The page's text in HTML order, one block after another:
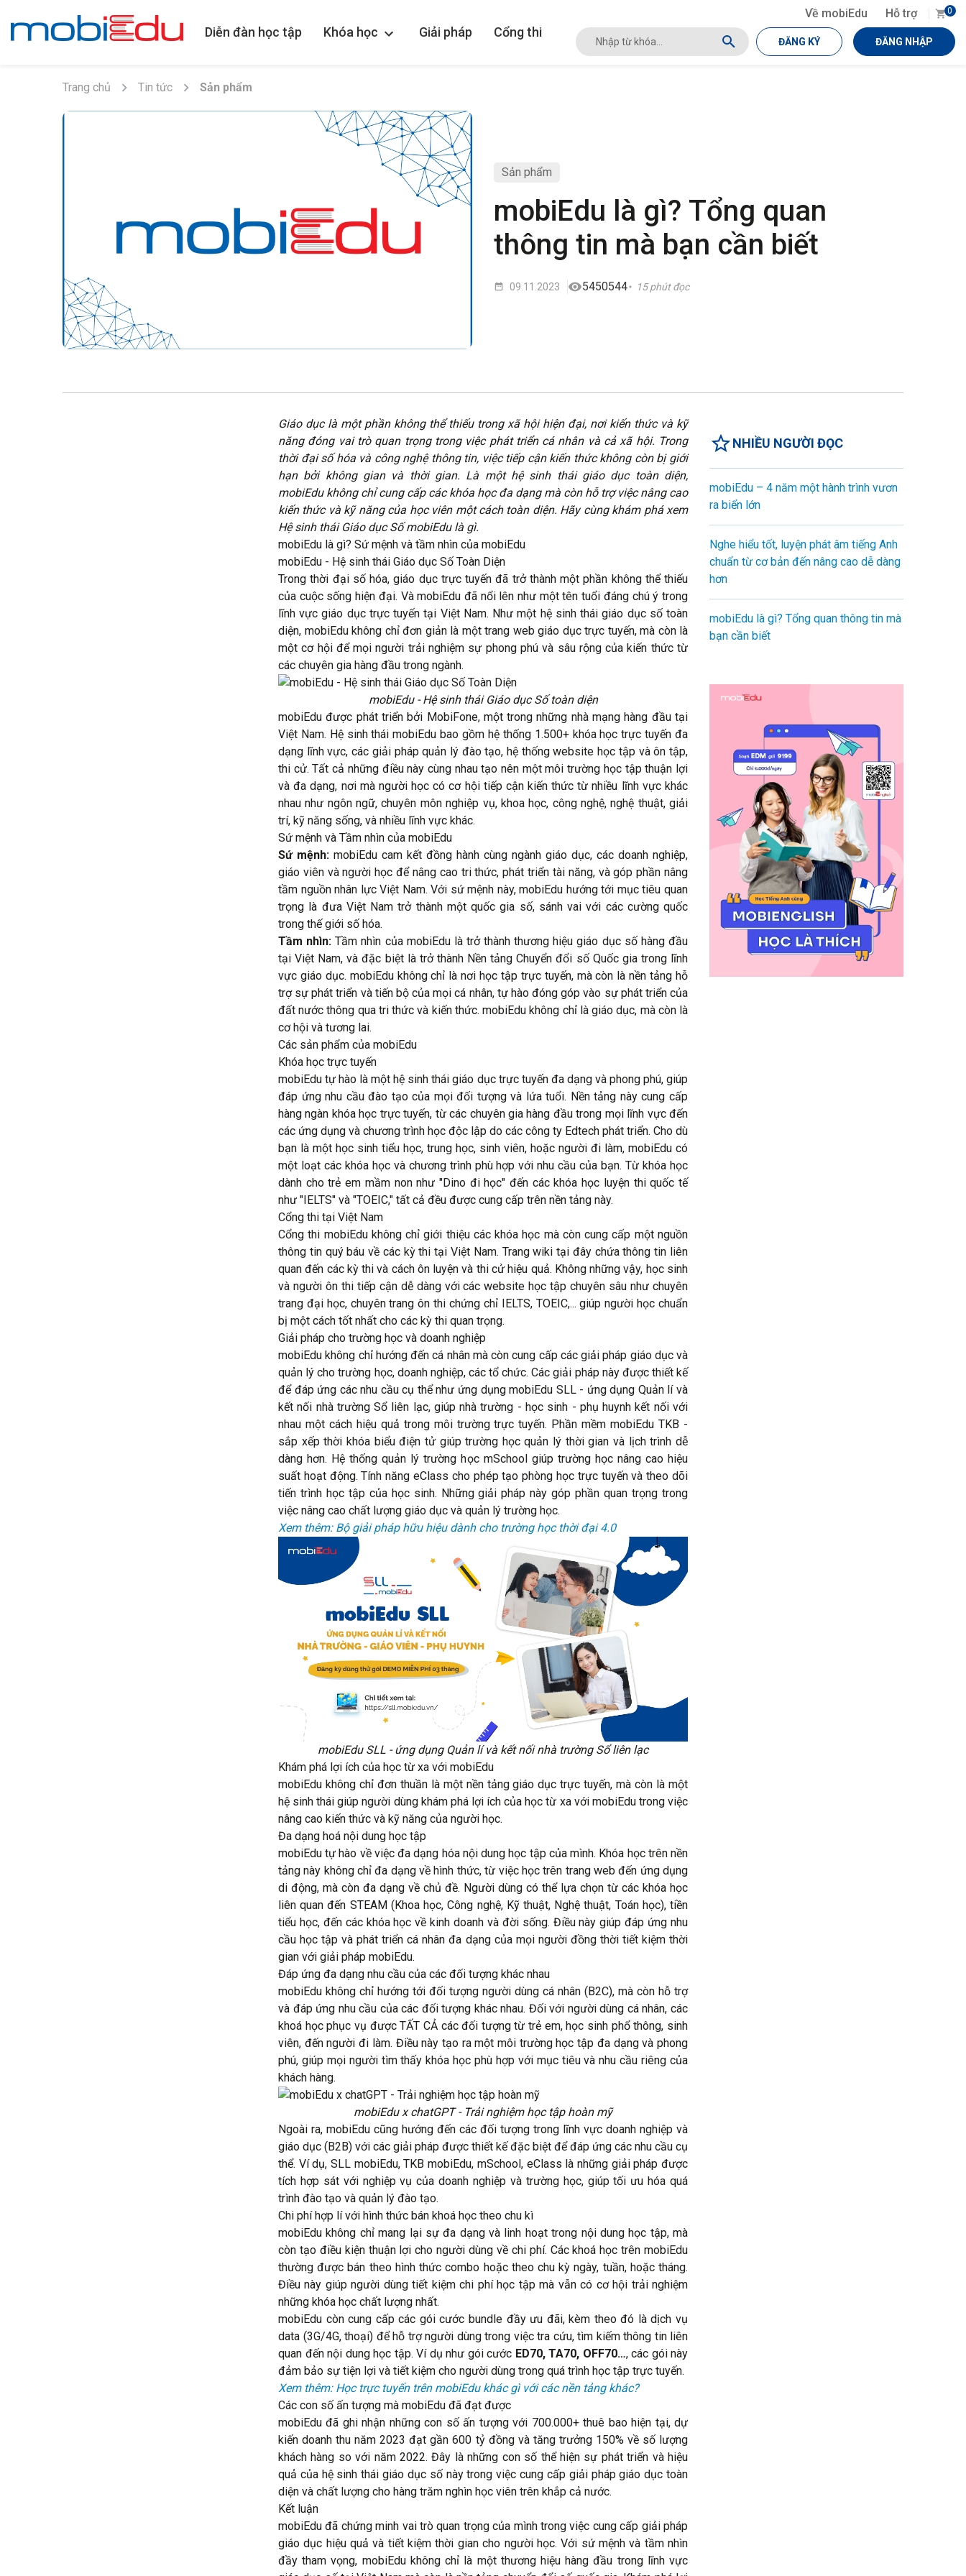
Diễn đàn học tập Khóa học Giải pháp Cổng thi
Về mobiEdu Hỗ trợ 0
ĐĂNG KÝ ĐĂNG NHẬP
Trang chủ Tin tức Sản phẩm
Sản phẩm
mobiEdu là gì? Tổng quan
thông tin mà bạn cần biết
09.11.2023 5450544 15 phút đọc
Giáo dục là một phần không thể thiếu trong xã hội hiện đại, nơi kiến thức và kỹ
năng đóng vai trò quan trọng trong việc phát triển cá nhân và cả xã hội. Trong
thời đại số hóa và công nghệ thông tin, việc tiếp cận kiến thức không còn bị giới
hạn bởi không gian và thời gian. Là một hệ sinh thái giáo dục toàn diện,
mobiEdu không chỉ cung cấp các khóa học đa dạng mà còn hỗ trợ việc nâng cao
kiến thức và kỹ năng của học viên một cách toàn diện. Hãy cùng khám phá xem
Hệ sinh thái Giáo dục Số mobiEdu là gì.
mobiEdu là gì? Sứ mệnh và tầm nhìn của mobiEdu
mobiEdu - Hệ sinh thái Giáo dục Số Toàn Diện
Trong thời đại số hóa, giáo dục trực tuyến đã trở thành một phần không thể thiếu
của cuộc sống hiện đại. Và mobiEdu đã nổi lên như một tên tuổi đáng chú ý trong
lĩnh vực giáo dục trực tuyến tại Việt Nam. Như một hệ sinh thái giáo dục số toàn
diện, mobiEdu không chỉ đơn giản là một trang web giáo dục trực tuyến, mà còn là
một cơ hội để mọi người trải nghiệm sự phong phú và sâu rộng của kiến thức từ
các chuyên gia hàng đầu trong ngành.
mobiEdu - Hệ sinh thái Giáo dục Số toàn diện
mobiEdu được phát triển bởi MobiFone, một trong những nhà mạng hàng đầu tại
Việt Nam. Hệ sinh thái mobiEdu bao gồm hệ thống 1.500+ khóa học trực tuyến đa
dạng lĩnh vực, các giải pháp quản lý đào tạo, hệ thống website học tập và ôn tập,
thi cử. Tất cả những điều này cùng nhau tạo nên một môi trường học tập thuận lợi
và đa dạng, nơi mà người học có cơ hội tiếp cận kiến thức từ nhiều lĩnh vực khác
nhau như ngôn ngữ, chuyên môn nghiệp vụ, khoa học, công nghệ, nghệ thuật, giải
trí, kỹ năng sống, và nhiều lĩnh vực khác.
Sứ mệnh và Tầm nhìn của mobiEdu
Sứ mệnh: mobiEdu cam kết đồng hành cùng ngành giáo dục, các doanh nghiệp,
giáo viên và người học để nâng cao tri thức, phát triển tài năng, và góp phần nâng
tầm nguồn nhân lực Việt Nam. Với sứ mệnh này, mobiEdu hướng tới mục tiêu quan
trọng là đưa Việt Nam trở thành một quốc gia số, sánh vai với các cường quốc
trong thế giới số hóa.
Tầm nhìn:Tầm nhìn của mobiEdu là trở thành thương hiệu giáo dục số hàng đầu
tại Việt Nam, và đặc biệt là trở thành Nền tảng Chuyển đổi số Quốc gia trong lĩnh
vực giáo dục. mobiEdu không chỉ là nơi học tập trực tuyến, mà còn là nền tảng hỗ
trợ sự phát triển và tiến bộ của mọi cá nhân, tự hào đóng góp vào sự phát triển của
đất nước thông qua tri thức và kiến thức. mobiEdu không chỉ là giáo dục, mà còn là
cơ hội và tương lai.
Các sản phẩm của mobiEdu
Khóa học trực tuyến
mobiEdu tự hào là một hệ sinh thái giáo dục trực tuyến đa dạng và phong phú, giúp
đáp ứng nhu cầu đào tạo của mọi đối tượng và lứa tuổi. Nền tảng này cung cấp
hàng ngàn khóa học trực tuyến, từ các chuyên gia hàng đầu trong mọi lĩnh vực đến
các ứng dụng và chương trình học độc lập do các công ty Edtech phát triển. Cho dù
bạn là một học sinh tiểu học, trung học, sinh viên, hoặc người đi làm, mobiEdu có
một loạt các khóa học và chương trình phù hợp với nhu cầu của bạn. Từ khóa học
dành cho trẻ em mầm non như "Dino đi học" đến các khóa học luyện thi quốc tế
như "IELTS" và "TOEIC," tất cả đều được cung cấp trên nền tảng này.
Cổng thi tại Việt Nam
Cổng thi mobiEdu không chỉ giới thiệu các khóa học mà còn cung cấp một nguồn
thông tin quý báu về các kỳ thi tại Việt Nam. Trang wiki tại đây chứa thông tin liên
quan đến các kỳ thi và cách ôn luyện và thi cử hiệu quả. Không những vậy, học sinh
và người ôn thi tiếp cận dễ dàng với các website học tập chuyên sâu như chuyên
trang đại học, chuyên trang ôn thi chứng chỉ IELTS, TOEIC,... giúp người học chuẩn
bị một cách tốt nhất cho các kỳ thi quan trọng.
Giải pháp cho trường học và doanh nghiệp
mobiEdu không chỉ hướng đến cá nhân mà còn cung cấp các giải pháp giáo dục và
quản lý cho trường học, doanh nghiệp, các tổ chức. Các giải pháp này được thiết kế
để đáp ứng các nhu cầu cụ thể như ứng dụng mobiEdu SLL - ứng dụng Quản lí và
kết nối nhà trường Sổ liên lạc, giúp nhà trường - học sinh - phụ huynh kết nối với
nhau một cách hiệu quả trong môi trường trực tuyến. Phần mềm mobiEdu TKB -
sắp xếp thời khóa biểu điện tử giúp trường học quản lý thời gian và lịch trình dễ
dàng hơn. Hệ thống quản lý trường học mSchool giúp trường học nâng cao hiệu
suất hoạt động. Tính năng eClass cho phép tạo phòng học trực tuyến và theo dõi
tiến trình học tập của học sinh. Những giải pháp này góp phần quan trọng trong
việc nâng cao chất lượng giáo dục và quản lý trường học.
Xem thêm: Bộ giải pháp hữu hiệu dành cho trường học thời đại 4.0
mobiEdu SLL - ứng dụng Quản lí và kết nối nhà trường Sổ liên lạc
Khám phá lợi ích của học từ xa với mobiEdu
mobiEdu không chỉ đơn thuần là một nền tảng giáo dục trực tuyến, mà còn là một
hệ sinh thái giúp người dùng khám phá lợi ích của học từ xa với mobiEdu trong việc
nâng cao kiến thức và kỹ năng của người học.
Đa dạng hoá nội dung học tập
mobiEdu tự hào về việc đa dạng hóa nội dung học tập của mình. Khóa học trên nền
tảng này không chỉ đa dạng về hình thức, từ việc học trên trang web đến ứng dụng
di động, mà còn đa dạng về chủ đề. Người dùng có thể lựa chọn từ các khóa học
liên quan đến STEAM (Khoa học, Công nghệ, Kỹ thuật, Nghệ thuật, Toán học), tiền
tiểu học, đến các khóa học về kinh doanh và đời sống. Điều này giúp đáp ứng nhu
cầu học tập và phát triển cá nhân đa dạng của mọi người đồng thời tiết kiệm thời
gian với giải pháp mobiEdu.
Đáp ứng đa dạng nhu cầu của các đối tượng khác nhau
mobiEdu không chỉ hướng tới đối tượng người dùng cá nhân (B2C), mà còn hỗ trợ
và đáp ứng nhu cầu của các đối tượng khác nhau. Đối với người dùng cá nhân, các
khoá học phục vụ được TẤT CẢ các đối tượng từ trẻ em, học sinh phổ thông, sinh
viên, đến người đi làm. Điều này tạo ra một môi trường học tập đa dạng và phong
phú, giúp mọi người tìm thấy khóa học phù hợp với mục tiêu và nhu cầu riêng của
khách hàng.
mobiEdu x chatGPT - Trải nghiệm học tập hoàn mỹ
Ngoài ra, mobiEdu cũng hướng đến các đối tượng trong lĩnh vực doanh nghiệp và
giáo dục (B2B) với các giải pháp được thiết kế đặc biệt để đáp ứng các nhu cầu cụ
thể. Ví dụ, SLL mobiEdu, TKB mobiEdu, mSchool, eClass là những giải pháp được
tích hợp sát với nghiệp vụ của doanh nghiệp và trường học, giúp tối ưu hóa quá
trình đào tạo và quản lý đào tạo.
Chi phí hợp lí với hình thức bán khoá học theo chu kì
mobiEdu không chỉ mang lại sự đa dạng và linh hoạt trong nội dung học tập, mà
còn tạo điều kiện thuận lợi cho người dùng về chi phí. Các khoá học trên mobiEdu
thường được bán theo hình thức combo hoặc theo chu kỳ ngày, tuần, hoặc tháng.
Điều này giúp người dùng tiết kiệm chi phí học tập mà vẫn có cơ hội trải nghiệm
những khóa học chất lượng nhất.
mobiEdu còn cung cấp các gói cước bundle đầy ưu đãi, kèm theo đó là dịch vụ
data (3G/4G, thoại) để hỗ trợ người dùng trong việc tra cứu, tìm kiếm thông tin liên
quan đến nội dung học tập. Ví dụ như gói cước ED70, TA70, OFF70…, các gói này
đảm bảo sự tiện lợi và tiết kiệm cho người dùng trong quá trình học tập trực tuyến.
Xem thêm: Học trực tuyến trên mobiEdu khác gì với các nền tảng khác?
Các con số ấn tượng mà mobiEdu đã đạt được
mobiEdu đã ghi nhận những con số ấn tượng với 700.000+ thuê bao hiện tại, dự
kiến doanh thu năm 2023 đạt gần 600 tỷ đồng và tăng trưởng 150% về số lượng
khách hàng so với năm 2022. Đây là những con số thể hiện sự phát triển và hiệu
quả của hệ sinh thái giáo dục số này trong việc cung cấp giải pháp giáo dục toàn
diện và chất lượng cho hàng trăm nghìn học viên trên khắp cả nước.
Kết luận
mobiEdu đã chứng minh vai trò quan trọng của mình trong việc cung cấp giải pháp
giáo dục hiệu quả và tiết kiệm thời gian cho người học. Với sứ mệnh và tầm nhìn
đầy tham vọng, mobiEdu không chỉ là một thương hiệu hàng đầu trong lĩnh vực
NHIỀU NGƯỜI ĐỌC
mobiEdu – 4 năm một hành trình vươn
ra biển lớn
Nghe hiểu tốt, luyện phát âm tiếng Anh
chuẩn từ cơ bản đến nâng cao dễ dàng
hơn
mobiEdu là gì? Tổng quan thông tin mà
bạn cần biết